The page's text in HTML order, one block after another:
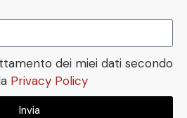
dei miei dati secondo
Privacy Policy
Invia